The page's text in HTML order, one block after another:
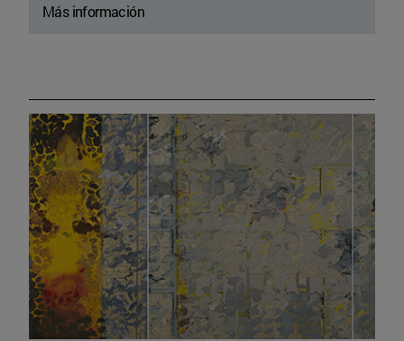
Más información